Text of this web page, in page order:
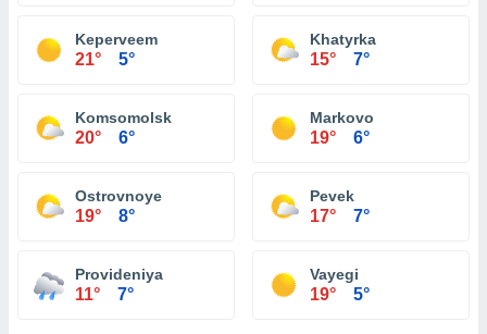
Keperveem
21° 5°
Khatyrka
15° 7°
Komsomolsk
20° 6°
Markovo
19° 6°
Ostrovnoye
19° 8°
Pevek
17° 7°
Provideniya
11° 7°
Vayegi
19° 5°